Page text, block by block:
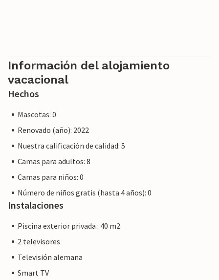
Información del alojamiento
vacacional
Hechos
Mascotas: 0
Renovado (año): 2022
Nuestra calificación de calidad: 5
Camas para adultos: 8
Camas para niños: 0
Número de niños gratis (hasta 4 años): 0
Instalaciones
Piscina exterior privada : 40 m2
2 televisores
Televisión alemana
Smart TV